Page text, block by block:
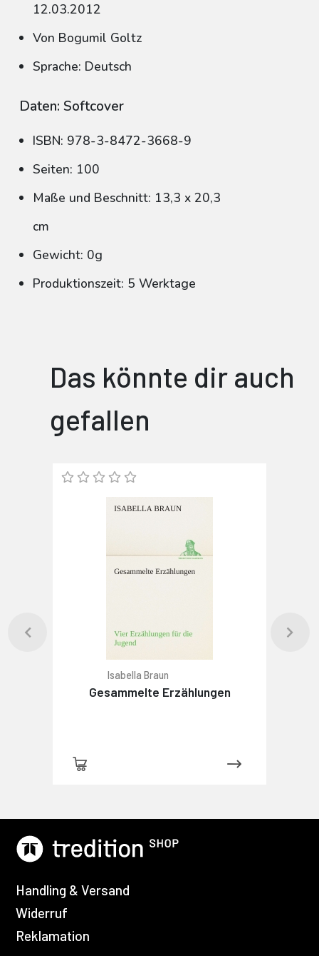
12.03.2012
Von Bogumil Goltz
Sprache: Deutsch
Daten: Softcover
ISBN: 978-3-8472-3668-9
Seiten: 100
Maße und Beschnitt: 13,3 x 20,3
cm
Gewicht: 0g
Produktionszeit: 5 Werktage
Das könnte dir auch
gefallen
Isabella Braun
Gesammelte Erzählungen
Handling & Versand
Widerruf
Reklamation